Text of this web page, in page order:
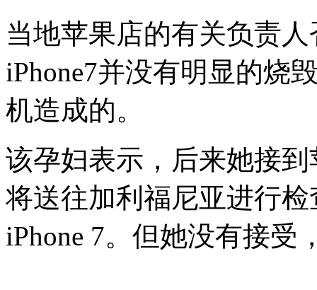
当地苹果店的有关负责
iPhone7并没有明显的烧
机造成的。
该孕妇表示，后来她接
将送往加利福尼亚进行
iPhone 7。但她没有接受